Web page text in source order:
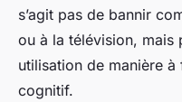
s’agit pas de bannir
ou à la télévision, mais
utilisation de manière
cognitif.